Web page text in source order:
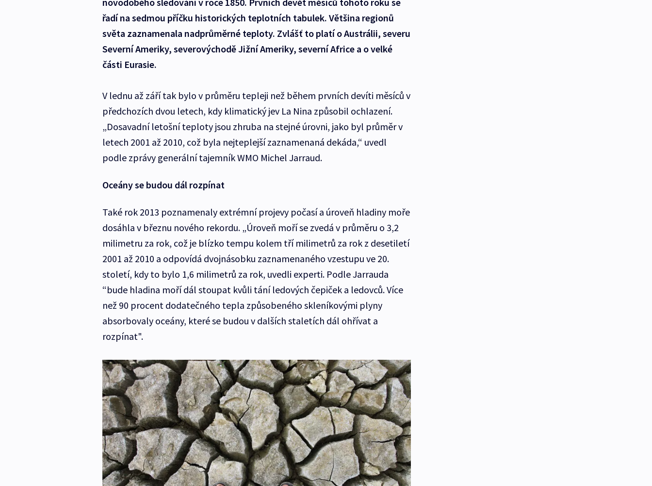
řadí na sedmou příčku historických teplotních tabulek. Většina regionů
světa zaznamenala nadprůměrné teploty. Zvlášť to platí o Austrálii, severu
Severní Ameriky, severovýchodě Jižní Ameriky, severní Africe a o velké
části Eurasie.
V lednu až září tak bylo v průměru tepleji než během prvních devíti měsíců v
předchozích dvou letech, kdy klimatický jev La Nina způsobil ochlazení.
„Dosavadní letošní teploty jsou zhruba na stejné úrovni, jako byl průměr v
letech 2001 až 2010, což byla nejteplejší zaznamenaná dekáda,“ uvedl
podle zprávy generální tajemník WMO Michel Jarraud.
Oceány se budou dál rozpínat
Také rok 2013 poznamenaly extrémní projevy počasí a úroveň hladiny moře
dosáhla v březnu nového rekordu. „Úroveň moří se zvedá v průměru o 3,2
milimetru za rok, což je blízko tempu kolem tří milimetrů za rok z desetiletí
2001 až 2010 a odpovídá dvojnásobku zaznamenaného vzestupu ve 20.
století, kdy to bylo 1,6 milimetrů za rok, uvedli experti. Podle Jarrauda
“bude hladina moří dál stoupat kvůli tání ledových čepiček a ledovců. Více
než 90 procent dodatečného tepla způsobeného skleníkovými plyny
absorbovaly oceány, které se budou v dalších staletích dál ohřívat a
rozpínat".